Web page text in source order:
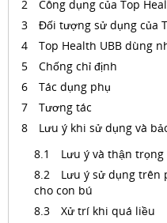
Công dụng của Top
Đối tượng sử dụng của
Top Health UBB dùng
Chống chỉ định
Tác dụng phụ
Tương tác
Lưu ý khi sử dụng và
Lưu ý và thận trọng
Lưu ý sử dụng trên
cho con bú
Xử trí khi quá liều